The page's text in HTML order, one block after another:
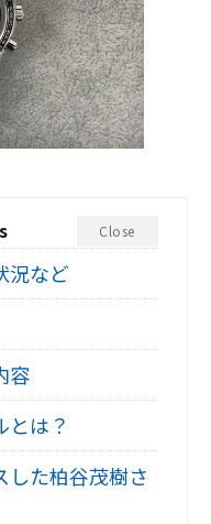
Close
況など
容
は？
た柏谷茂樹さ